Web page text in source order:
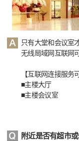
只有大堂和会议室
无线局域网互联网
【互联网连接服务
■主楼大厅
■主楼会议室
附近是否有超市或